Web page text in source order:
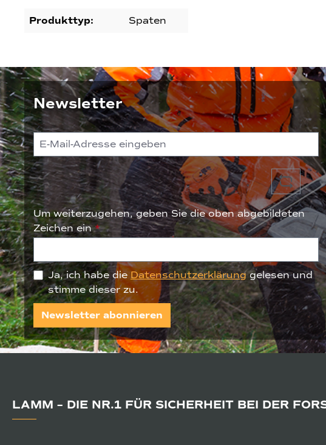
Produkttyp: Spaten
Newsletter
Um weiterzugehen, geben Sie die oben abgebildeten
Zeichen ein*
Ja, ich habe dieDatenschutzerklärunggelesen und
stimme dieser zu.
Newsletter abonnieren
LAMM – DIE NR.1 FÜR SICHERHEIT BEI DER